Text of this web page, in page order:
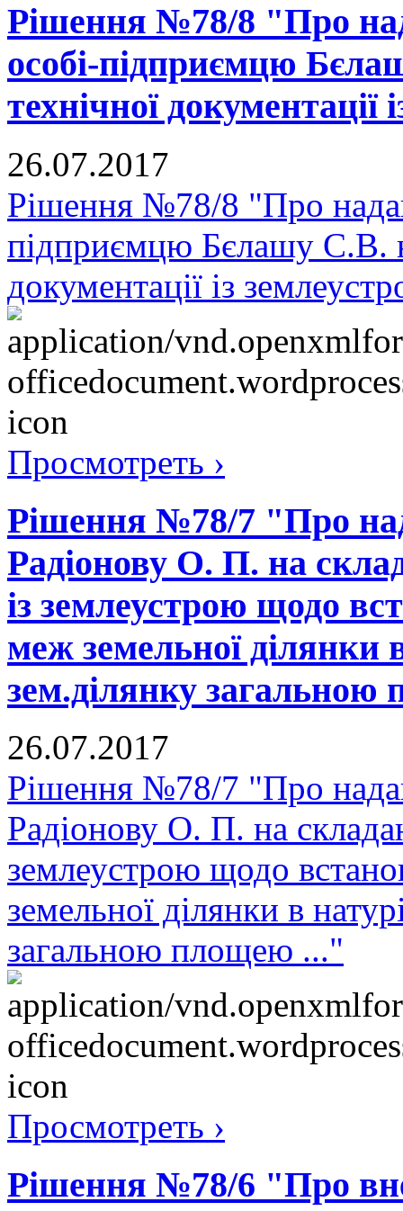
Рішення №78/8 "Про
особі-підприємцю
технічної
26.07.2017
Рішення №78/8 "Про
підприємцю Бєлашу С.В.
документації із
Просмотреть ›
Рішення №78/7 "Про
Радіонову О. П. на
із землеустрою щодо
меж земельної ділянки
зем.ділянку
26.07.2017
Рішення №78/7 "Про
Радіонову О. П. на
землеустрою щодо
земельної ділянки в
загальною площею ..."
Просмотреть ›
Рішення №78/6 "Про